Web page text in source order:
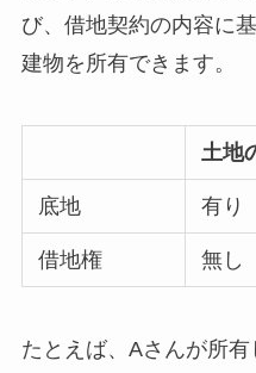
び、借地契約の内容に
建物を所有できます。
土地
底地 有り
借地権 無し
たとえば、Aさんが所